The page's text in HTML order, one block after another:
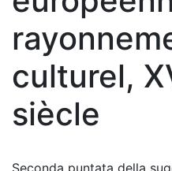
culturel,
siècle
Seconda puntata della